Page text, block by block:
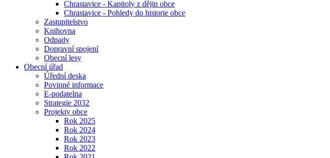
Chrastavice - Kapitoly z dějin obce
Chrastavice - Pohledy do historie obce
Zastupitelstvo
Knihovna
Odpady
Dopravní spojení
Obecní lesy
Obecní úřad
Úřední deska
Povinné informace
E-podatelna
Strategie 2032
Projekty obce
Rok 2025
Rok 2024
Rok 2023
Rok 2022